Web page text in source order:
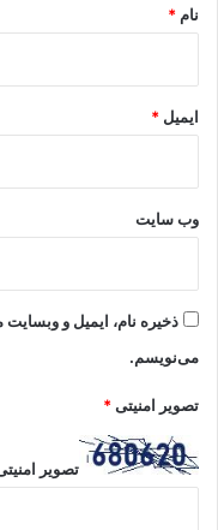
نام *
ایمیل *
وب‌ سایت
ذخیره نام، ایمیل و
می‌نویسم.
تصویر امنیتی*
تصویر